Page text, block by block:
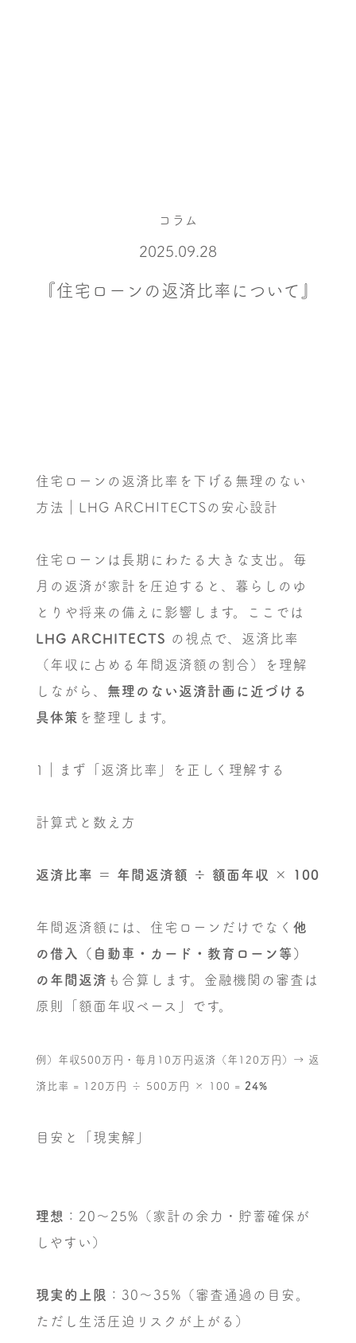
コラム
2025.09.28
『住宅ローンの返済比率について』
住宅ローンの返済比率を下げる無理のない
方法｜LHG ARCHITECTSの安心設計
住宅ローンは長期にわたる大きな支出。毎
月の返済が家計を圧迫すると、暮らしのゆ
とりや将来の備えに影響します。ここでは
LHG ARCHITECTS の視点で、返済比率
（年収に占める年間返済額の割合）を理解
しながら、 無理のない返済計画に近づける
具体策 を整理します。
1｜まず「返済比率」を正しく理解する
計算式と数え方
返済比率 ＝ 年間返済額 ÷ 額面年収 × 100
年間返済額には、住宅ローンだけでなく 他
の借入（自動車・カード・教育ローン等）
の年間返済 も合算します。金融機関の審査は
原則「額面年収ベース」です。
例）年収500万円・毎月10万円返済（年120万円）→ 返
済比率 = 120万円 ÷ 500万円 × 100 = 24%
目安と「現実解」
理想 ：20〜25%（家計の余力・貯蓄確保が
しやすい）
現実的上限 ：30〜35%（審査通過の目安。
ただし生活圧迫リスクが上がる）